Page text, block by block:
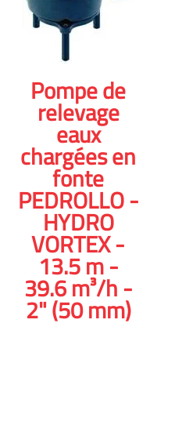
Pompe de
relevage
eaux
chargées en
fonte
PEDROLLO -
HYDRO
VORTEX -
13.5 m -
39.6 m³/h -
2" (50 mm)